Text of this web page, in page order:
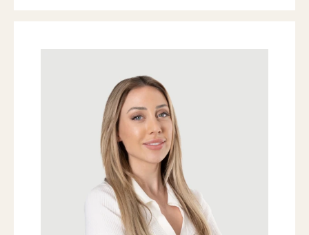
ASSISTENZ VERMARKTUNG / BACK
Alles beginnt mit einem Traum – vom
eigenen Zuhause, einem Ort zum
Ankommen oder einem neuen
Lebensabschnitt. Mich begeistert, wie
aus Visionen Räume und wie